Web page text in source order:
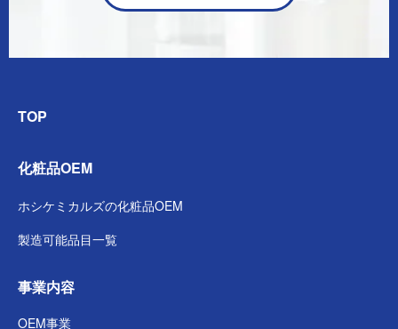
TOP
化粧品OEM
ホシケミカルズの化粧品OEM
製造可能品目一覧
事業内容
OEM事業